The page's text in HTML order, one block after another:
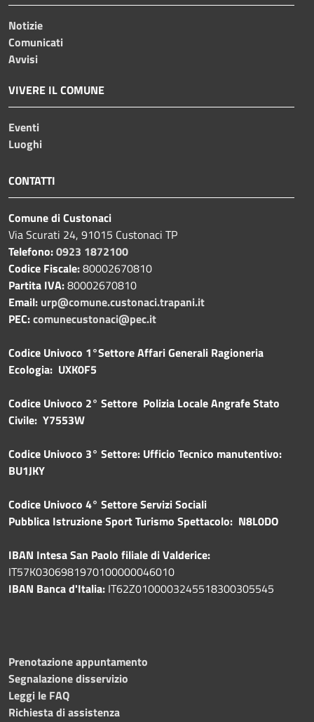
Notizie
Comunicati
Avvisi
VIVERE IL COMUNE
Eventi
Luoghi
CONTATTI
Comune di Custonaci
Via Scurati 24, 91015 Custonaci TP
Telefono:0923 1872100
Codice Fiscale:80002670810
Partita IVA:80002670810
Email: urp@comune.custonaci.trapani.it
PEC:comunecustonaci@pec.it
Codice Univoco 1°Settore Affari Generali Ragioneria
Ecologia: UXK0F5
Codice Univoco 2° Settore Polizia Locale Angrafe Stato
Civile: Y7553W
Codice Univoco 3° Settore: Ufficio Tecnico manutentivo:
BU1JKY
Codice Univoco 4° Settore Servizi Sociali
Pubblica Istruzione Sport Turismo Spettacolo: N8L0DO
IBAN Intesa San Paolo filiale di Valderice:
IT57K0306981970100000046010
IBAN Banca d'Italia: IT62Z0100003245518300305545
Prenotazione appuntamento
Segnalazione disservizio
Leggi le FAQ
Richiesta di assistenza